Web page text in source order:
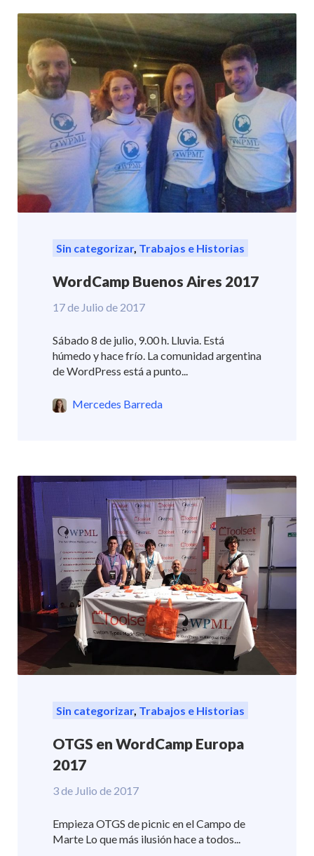
Sin categorizar, Trabajos e Historias
WordCamp Buenos Aires 2017
17 de Julio de 2017
Sábado 8 de julio, 9.00 h. Lluvia. Está
húmedo y hace frío. La comunidad argentina
de WordPress está a punto...
Mercedes Barreda
Sin categorizar, Trabajos e Historias
OTGS en WordCamp Europa
2017
3 de Julio de 2017
Empieza OTGS de picnic en el Campo de
Marte Lo que más ilusión hace a todos...